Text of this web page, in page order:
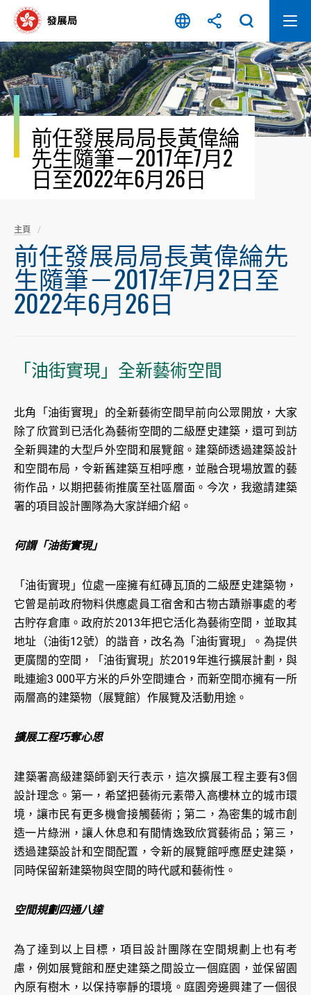
容
開
始
前任發展局局長黃偉綸
先生隨筆－2017年7月2
日至2022年6月26日
主頁
前任發展局局長黃偉綸先
生隨筆－2017年7月2日至
2022年6月26日
「油街實現」全新藝術空間
北角「油街實現」的全新藝術空間早前向公眾開放，大家
除了欣賞到已活化為藝術空間的二級歷史建築，還可到訪
全新興建的大型戶外空間和展覽館。建築師透過建築設計
和空間布局，令新舊建築互相呼應，並融合現場放置的藝
術作品，以期把藝術推廣至社區層面。今次，我邀請建築
署的項目設計團隊為大家詳細介紹。
何謂「油街實現」
「油街實現」位處一座擁有紅磚瓦頂的二級歷史建築物，
它曾是前政府物料供應處員工宿舍和古物古蹟辦事處的考
古貯存倉庫。政府於2013年把它活化為藝術空間，並取其
地址（油街12號）的諧音，改名為「油街實現」。為提供
更廣闊的空間，「油街實現」於2019年進行擴展計劃，與
毗連逾3 000平方米的戶外空間連合，而新空間亦擁有一所
兩層高的建築物（展覽館）作展覽及活動用途。
擴展工程巧奪心思
建築署高級建築師劉天行表示，這次擴展工程主要有3個
設計理念。第一，希望把藝術元素帶入高樓林立的城市環
境，讓市民有更多機會接觸藝術；第二，為密集的城市創
造一片綠洲，讓人休息和有閒情逸致欣賞藝術品；第三，
透過建築設計和空間配置，令新的展覽館呼應歷史建築，
同時保留新建築物與空間的時代感和藝術性。
空間規劃四通八達
為了達到以上目標，項目設計團隊在空間規劃上也有考
慮，例如展覽館和歷史建築之間設立一個庭園，並保留園
內原有樹木，以保持寧靜的環境。庭園旁邊興建了一個很